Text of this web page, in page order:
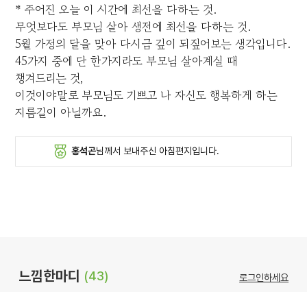
* 주어진 오늘 이 시간에 최선을 다하는 것.
무엇보다도 부모님 살아 생전에 최선을 다하는 것.
5월 가정의 달을 맞아 다시금 깊이 되짚어보는 생각입니다.
45가지 중에 단 한가지라도 부모님 살아계실 때
챙겨드리는 것,
이것이야말로 부모님도 기쁘고 나 자신도 행복하게 하는
지름길이 아닐까요.
홍석곤님께서 보내주신 아침편지입니다.
느낌한마디 (43) 로그인하세요